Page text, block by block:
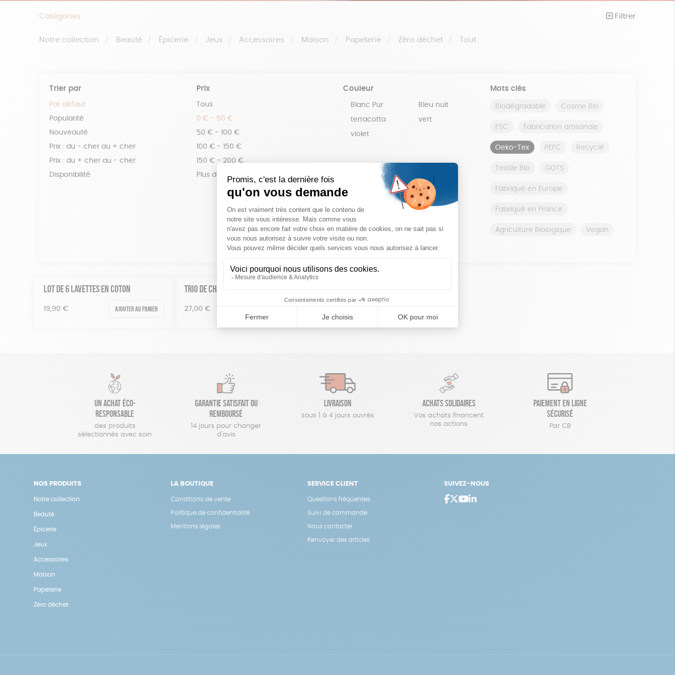
Catégories Filtrer
Notre collection Beauté Épicerie Jeux Accessoires Maison Papeterie Zéro déchet Tout
Trier par
Par défaut
Popularité
Nouveauté
Prix : du - cher au + cher
Prix : du + cher au - cher
Disponibilité
Prix
Tous
0 € - 50 €
50 € - 100 €
100 € - 150 €
150 € - 200 €
Plus de 200€
Couleur
Blanc Pur Bleu nuit
terracotta vert
violet
Mots clés
Biodégradable Cosme Bio
FSC Fabrication artisanale
Oeko-Tex PEFC Recyclé
Textile Bio GOTS
Fabriqué en Europe
Fabriqué en France
Agriculture Biologique Vegan
réinitialiser les filtres
LOT DE 6 LAVETTES EN COTON
19,90 € Ajouter au panier
TRIO DE CHARLOTTES DE CONSERVATION
27,00 €
Un achat éco-
responsable
des produits
sélectionnés avec soin
Garantie satisfait ou
remboursé
14 jours pour changer
d'avis
Livraison
sous 1 à 4 jours ouvrés
Achats solidaires
Vos achats financent
nos actions
Paiement en ligne
sécurisé
Par CB
NOS PRODUITS
Notre collection
Beauté
Épicerie
Jeux
Accessoires
Maison
Papeterie
Zéro déchet
LA BOUTIQUE
Conditions de vente
Politique de confidentialité
Mentions légales
SERVICE CLIENT
Questions fréquentes
Suivi de commande
Nous contacter
Renvoyer des articles
SUIVEZ-NOUS